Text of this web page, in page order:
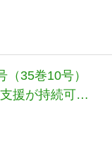
改定を受け，
論点
35巻10号）
援が持続可能
理者のウェル